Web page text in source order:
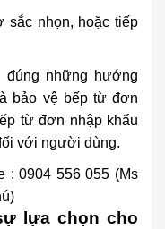
sắc nhọn, hoặc tiếp
đúng những hướng
bảo vệ bếp từ đơn
từ đơn nhập khẩu
với người dùng.
: 0904 556 055 (Ms
lựa chọn cho